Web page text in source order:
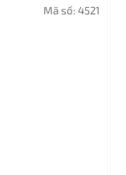
Mã số: 4521